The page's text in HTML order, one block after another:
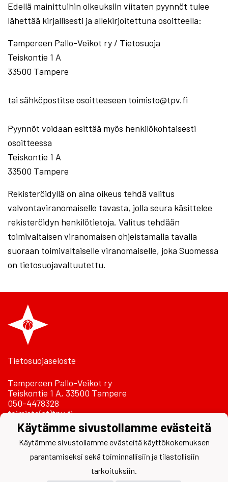
Edellä mainittuihin oikeuksiin viitaten pyynnöt tulee
lähettää kirjallisesti ja allekirjoitettuna osoitteella:
Tampereen Pallo-Veikot ry / Tietosuoja
Teiskontie 1 A
33500 Tampere
tai sähköpostitse osoitteeseen toimisto@tpv.fi
Pyynnöt voidaan esittää myös henkilökohtaisesti
osoitteessa
Teiskontie 1 A
33500 Tampere
Rekisteröidyllä on aina oikeus tehdä valitus
valvontaviranomaiselle tavasta, jolla seura käsittelee
rekisteröidyn henkilötietoja. Valitus tehdään
toimivaltaisen viranomaisen ohjeistamalla tavalla
suoraan toimivaltaiselle viranomaiselle, joka Suomessa
on tietosuojavaltuutettu.
Tietosuojaseloste
Tampereen Pallo-Veikot ry
Teiskontie 1 A, 33500 Tampere
050-4478328
toimisto(at)tpv.fi
Laskutustiedot
Käytämme sivustollamme evästeitä
Käytämme sivustollamme evästeitä käyttökokemuksen
parantamiseksi sekä toiminnallisiin ja tilastollisiin
tarkoituksiin.